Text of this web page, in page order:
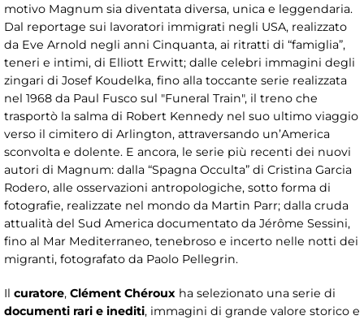
motivo Magnum sia diventata diversa, unica e leggendaria.
Dal reportage sui lavoratori immigrati negli USA, realizzato
da Eve Arnold negli anni Cinquanta, ai ritratti di “famiglia”,
teneri e intimi, di Elliott Erwitt; dalle celebri immagini degli
zingari di Josef Koudelka, fino alla toccante serie realizzata
nel 1968 da Paul Fusco sul "Funeral Train", il treno che
trasportò la salma di Robert Kennedy nel suo ultimo viaggio
verso il cimitero di Arlington, attraversando un’America
sconvolta e dolente. E ancora, le serie più recenti dei nuovi
autori di Magnum: dalla “Spagna Occulta” di Cristina Garcia
Rodero, alle osservazioni antropologiche, sotto forma di
fotografie, realizzate nel mondo da Martin Parr; dalla cruda
attualità del Sud America documentato da Jérôme Sessini,
fino al Mar Mediterraneo, tenebroso e incerto nelle notti dei
migranti, fotografato da Paolo Pellegrin.
Il curatore, Clément Chéroux ha selezionato una serie di
documenti rari e inediti, immagini di grande valore storico e